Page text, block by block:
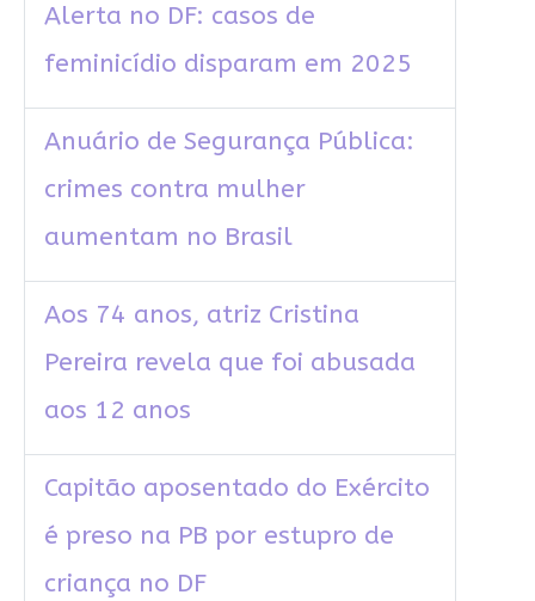
Alerta no DF: casos de
feminicídio disparam em 2025
Anuário de Segurança Pública:
crimes contra mulher
aumentam no Brasil
Aos 74 anos, atriz Cristina
Pereira revela que foi abusada
aos 12 anos
Capitão aposentado do Exército
é preso na PB por estupro de
criança no DF